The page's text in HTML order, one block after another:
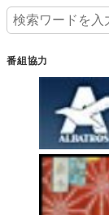
番組協力